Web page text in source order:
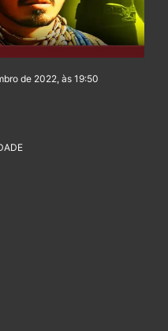
de 2022, às 19:50